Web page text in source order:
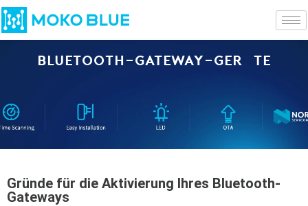
Bluetooth-Gateway-Geräte
Gründe für die Aktivierung Ihres Bluetooth-
Gateways